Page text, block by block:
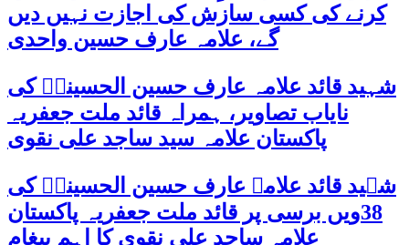
کرنے کی کسی سازش کی اجازت نہیں دیں
گے، علامہ عارف حسین واحدی
شہید قائد علامہ عارف حسین الحسینیؒ کی
نایاب تصاویر، ہمراہ قائد ملت جعفریہ
پاکستان علامہ سید ساجد علی نقوی
شہید قائد علامہ عارف حسین الحسینیؒ کی
38ویں برسی پر قائد ملت جعفریہ پاکستان
علامہ ساجد علی نقوی کا اہم پیغام